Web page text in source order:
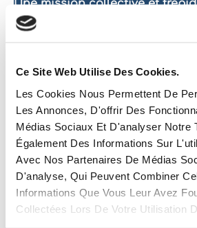
Ce Site Web Utilise Des Cookies.
Les Cookies Nous Permettent De
Les Annonces, D'offrir Des
Médias Sociaux Et D'analyser Notre
Également Des Informations Sur
Avec Nos Partenaires De Médias
D'analyse, Qui Peuvent Combiner
Informations Que Vous Leur Avez
Collectées Lors De Votre Utilisation
Une mission collective et
If article you liked, don't
Facebook Twitter
Latest Articles